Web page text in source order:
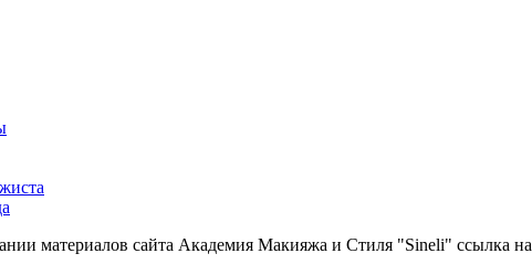
материалов сайта Академия Макияжа и Стиля "Sineli" ссылка на